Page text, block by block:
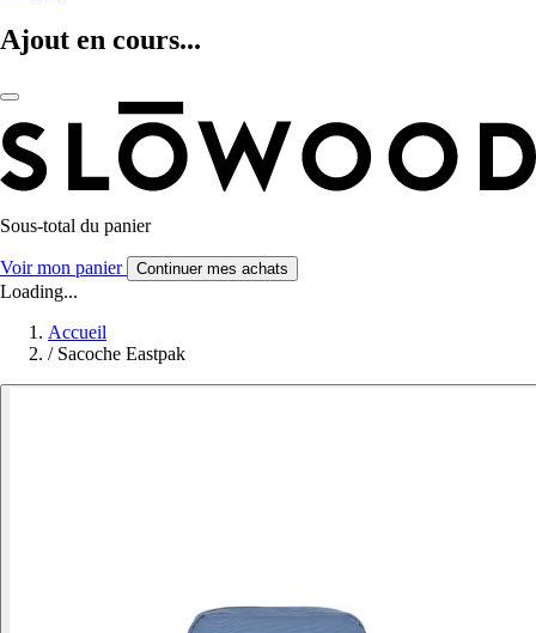
Ajout en cours...
Sous-total du panier
Voir mon panier Continuer mes achats
Loading...
Accueil
/ Sacoche Eastpak